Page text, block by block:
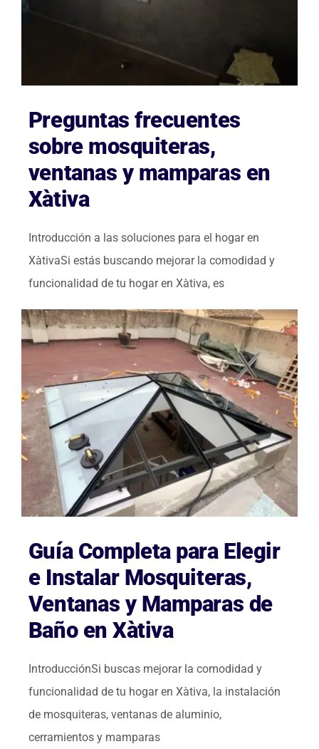
Preguntas frecuentes
sobre mosquiteras,
ventanas y mamparas en
Xàtiva
Introducción a las soluciones para el hogar en
XàtivaSi estás buscando mejorar la comodidad y
funcionalidad de tu hogar en Xàtiva, es
Guía Completa para Elegir
e Instalar Mosquiteras,
Ventanas y Mamparas de
Baño en Xàtiva
IntroducciónSi buscas mejorar la comodidad y
funcionalidad de tu hogar en Xàtiva, la instalación
de mosquiteras, ventanas de aluminio,
cerramientos y mamparas